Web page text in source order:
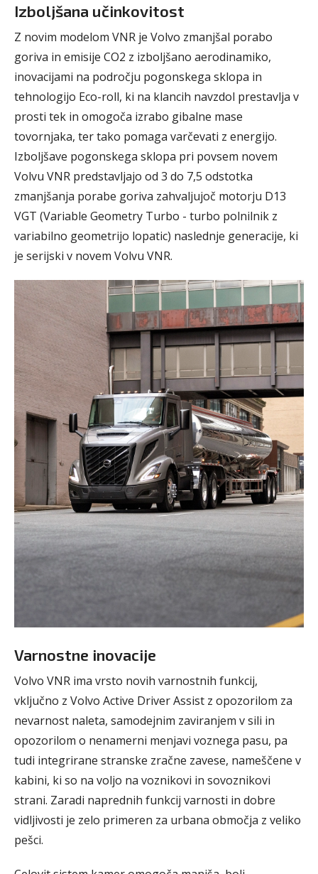
Izboljšana učinkovitost
Z novim modelom VNR je Volvo zmanjšal porabo
goriva in emisije CO2 z izboljšano aerodinamiko,
inovacijami na področju pogonskega sklopa in
tehnologijo Eco-roll, ki na klancih navzdol prestavlja v
prosti tek in omogoča izrabo gibalne mase
tovornjaka, ter tako pomaga varčevati z energijo.
Izboljšave pogonskega sklopa pri povsem novem
Volvu VNR predstavljajo od 3 do 7,5 odstotka
zmanjšanja porabe goriva zahvaljujoč motorju D13
VGT (Variable Geometry Turbo - turbo polnilnik z
variabilno geometrijo lopatic) naslednje generacije, ki
je serijski v novem Volvu VNR.
Varnostne inovacije
Volvo VNR ima vrsto novih varnostnih funkcij,
vključno z Volvo Active Driver Assist z opozorilom za
nevarnost naleta, samodejnim zaviranjem v sili in
opozorilom o nenamerni menjavi voznega pasu, pa
tudi integrirane stranske zračne zavese, nameščene v
kabini, ki so na voljo na voznikovi in sovoznikovi
strani. Zaradi naprednih funkcij varnosti in dobre
vidljivosti je zelo primeren za urbana območja z veliko
pešci.